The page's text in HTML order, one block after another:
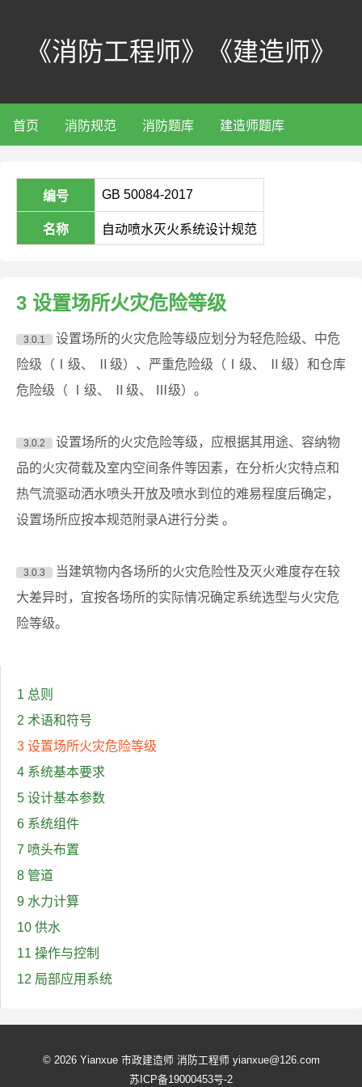
《消防工程师》《建造师》
首页 消防规范 消防题库 建造师题库
编号 GB 50084-2017
名称 自动喷水灭火系统设计规范
3 设置场所火灾危险等级
3.0.1
设置场所的火灾危险等级应划分为轻危险级、中危
险级（Ⅰ级、 Ⅱ级）、严重危险级（Ⅰ级、 Ⅱ级）和仓库
危险级（ Ⅰ级、 Ⅱ级、 Ⅲ级）。
3.0.2
设置场所的火灾危险等级，应根据其用途、容纳物
品的火灾荷载及室内空间条件等因素，在分析火灾特点和
热气流驱动洒水喷头开放及喷水到位的难易程度后确定，
设置场所应按本规范附录A进行分类 。
3.0.3
当建筑物内各场所的火灾危险性及灭火难度存在较
大差异时，宜按各场所的实际情况确定系统选型与火灾危
险等级。
1 总则
2 术语和符号
3 设置场所火灾危险等级
4 系统基本要求
5 设计基本参数
6 系统组件
7 喷头布置
8 管道
9 水力计算
10 供水
11 操作与控制
12 局部应用系统
© 2026 Yianxue 市政建造师 消防工程师 yianxue@126.com
苏ICP备19000453号-2